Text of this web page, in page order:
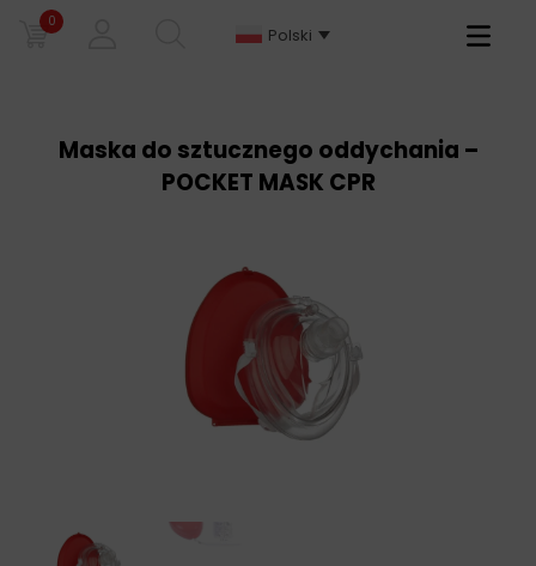
0
Polski
Primary
Maska do sztucznego oddychania –
POCKET MASK CPR